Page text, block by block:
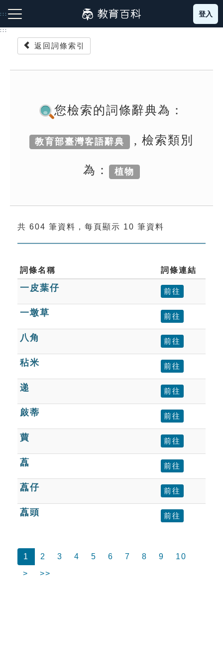
到
主
:::
成語故事
索引選單
單字索引
生命大百科索引
遊戲專區
教學應用
貓頭鷹博士
登入
:::
返回詞條索引
您檢索的詞條辭典為：
教育部臺灣客語辭典 , 檢索類別
為： 植物
共 604 筆資料，每頁顯示 10 筆資料
詞條名稱 詞條連結
一皮葉仔 前往
一墩草 前往
八角 前往
秥米 前往
递 前往
㪐蒂 前往
蕒 前往
藠 前往
藠仔 前往
藠頭 前往
1 2 3 4 5 6 7 8 9
10
>
>>